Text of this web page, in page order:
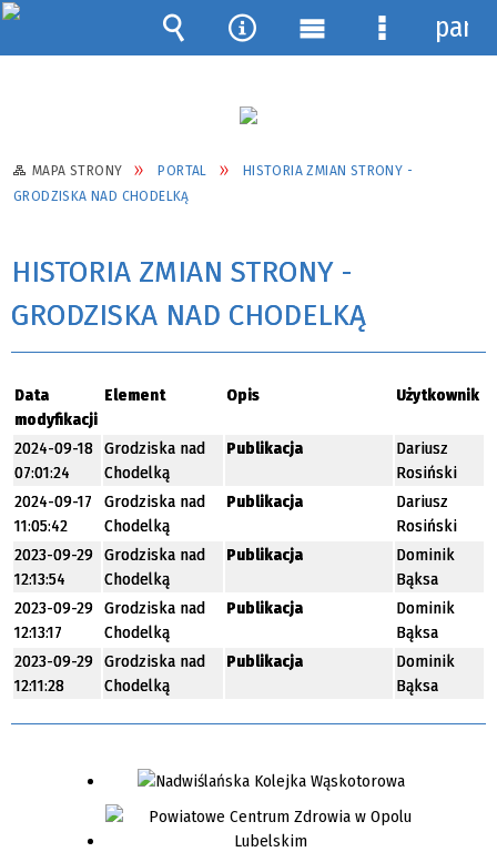
MAPA STRONY PORTAL
HISTORIA ZMIAN STRONY -
GRODZISKA NAD CHODELKĄ
HISTORIA ZMIAN STRONY -
GRODZISKA NAD CHODELKĄ
Data
modyfikacji
Element Opis Użytkownik
2024-09-18
07:01:24
Grodziska nad
Chodelką
Publikacja
Dariusz
Rosiński
2024-09-17
11:05:42
Grodziska nad
Chodelką
Publikacja
Dariusz
Rosiński
2023-09-29
12:13:54
Grodziska nad
Chodelką
Publikacja
Dominik
Bąksa
2023-09-29
12:13:17
Grodziska nad
Chodelką
Publikacja
Dominik
Bąksa
2023-09-29
12:11:28
Grodziska nad
Chodelką
Publikacja
Dominik
Bąksa
Wyszukiwarka
Narzędzia
Menu Menu
panel